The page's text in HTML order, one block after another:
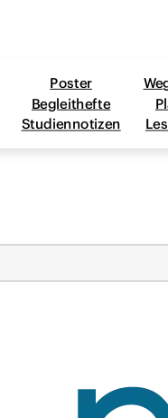
Poster
Begleithefte
Studiennotizen